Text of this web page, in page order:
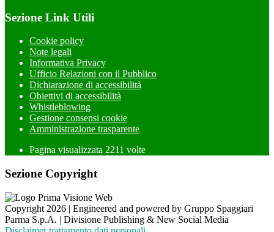
Sezione Link Utili
Cookie policy
Note legali
Informativa Privacy
Ufficio Relazioni con il Pubblico
Dichiarazione di accessibilità
Obiettivi di accessibilità
Whistleblowing
Gestione consensi cookie
Amministrazione trasparente
Pagina visualizzata 2211 volte
Sezione Copyright
Copyright 2026 | Engineered and powered by Gruppo Spaggiari
Parma S.p.A. | Divisione Publishing & New Social Media